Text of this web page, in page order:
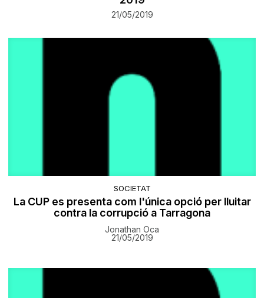
21/05/2019
SOCIETAT
La CUP es presenta com l'única opció per lluitar
contra la corrupció a Tarragona
Jonathan Oca
21/05/2019